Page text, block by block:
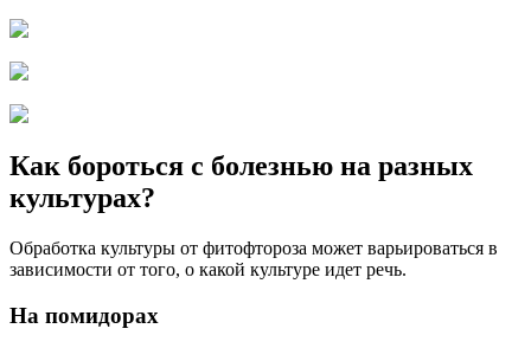
Как бороться с болезнью на разных
культурах?
Обработка культуры от фитофтороза может варьироваться в
зависимости от того, о какой культуре идет речь.
На помидорах